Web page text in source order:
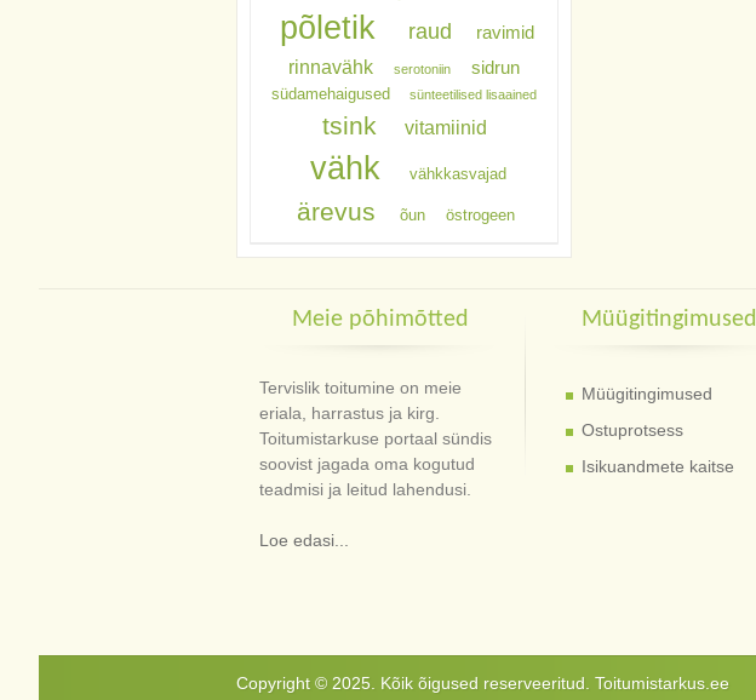
põletik raud ravimid
rinnavähk serotoniin sidrun
südamehaigused sünteetilised lisaained
tsink vitamiinid
vähk vähkkasvajad
ärevus õun östrogeen
Meie põhimõtted
Tervislik toitumine on meie
eriala, harrastus ja kirg.
Toitumistarkuse portaal sündis
soovist jagada oma kogutud
teadmisi ja leitud lahendusi.
Loe edasi...
Müügitingimused
Müügitingimused
Ostuprotsess
Isikuandmete kaitse
Copyright © 2025. Kõik õigused reserveeritud. Toitumistarkus.ee